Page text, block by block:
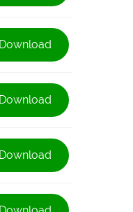
Download
Download
Download